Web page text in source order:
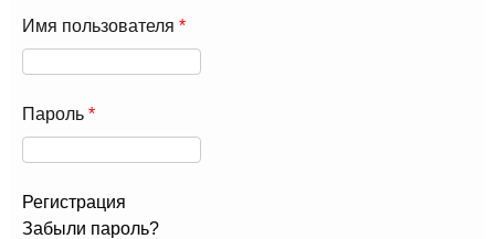
Имя пользователя *
Пароль *
Регистрация
Забыли пароль?